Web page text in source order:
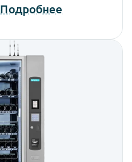
Подробнее